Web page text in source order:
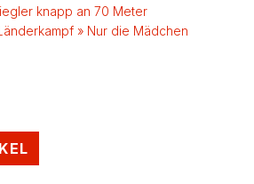
knapp an 70 Meter
» Nur die Mädchen